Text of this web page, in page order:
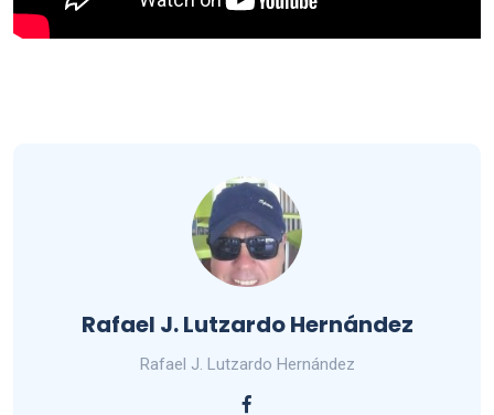
Rafael J. Lutzardo Hernández
Rafael J. Lutzardo Hernández